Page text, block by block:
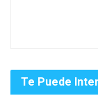
Te Puede